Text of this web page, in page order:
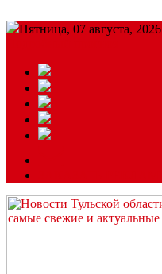
Пятница, 07 августа, 2026